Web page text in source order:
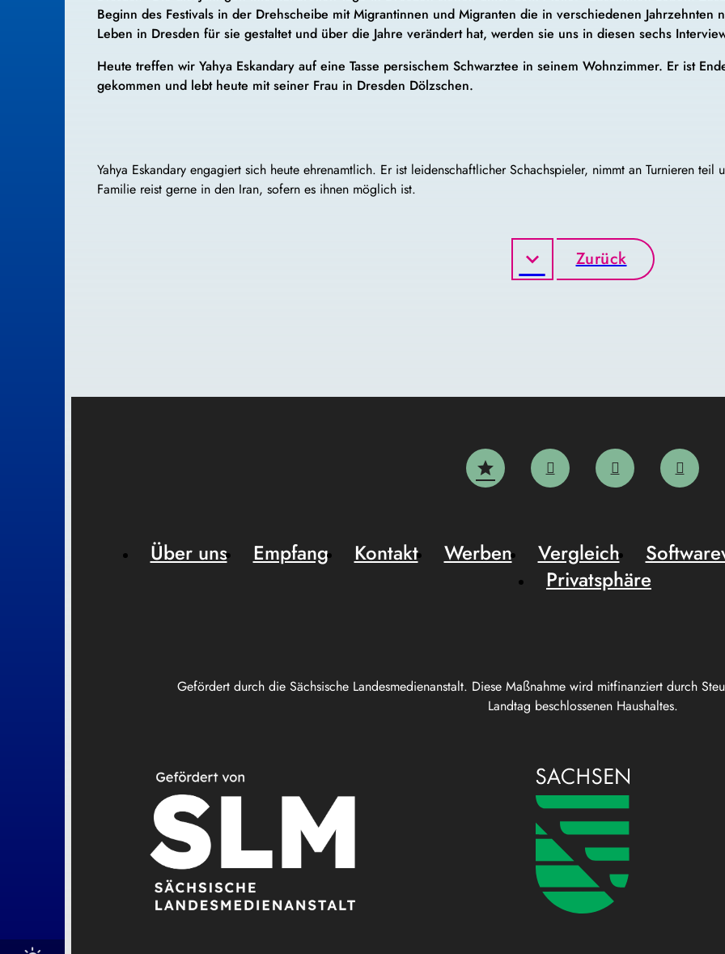
Beginn des Festivals in der Drehscheibe mit Migrantinnen und Migranten die in verschiedenen Jahrzehnten
Leben in Dresden für sie gestaltet und über die Jahre verändert hat, werden sie uns in diesen sechs
Heute treffen wir Yahya Eskandary auf eine Tasse persischem Schwarztee in seinem Wohnzimmer. Er ist
gekommen und lebt heute mit seiner Frau in Dresden Dölzschen.
Yahya Eskandary engagiert sich heute ehrenamtlich. Er ist leidenschaftlicher Schachspieler, nimmt an Turnieren
Familie reist gerne in den Iran, sofern es ihnen möglich ist.
Zurück
Gefördert durch die Sächsische Landesmedienanstalt. Diese Maßnahme wird mitfinanziert durch
Landtag beschlossenen Haushaltes.
Über uns Empfang Kontakt Werben Vergleich
Privatsphäre